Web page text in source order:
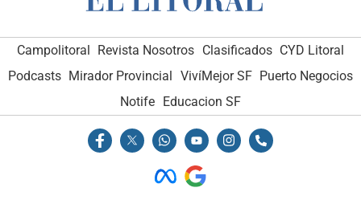
Campolitoral Revista Nosotros Clasificados CYD Litoral
Podcasts Mirador Provincial VivíMejor SF Puerto Negocios
Notife Educacion SF